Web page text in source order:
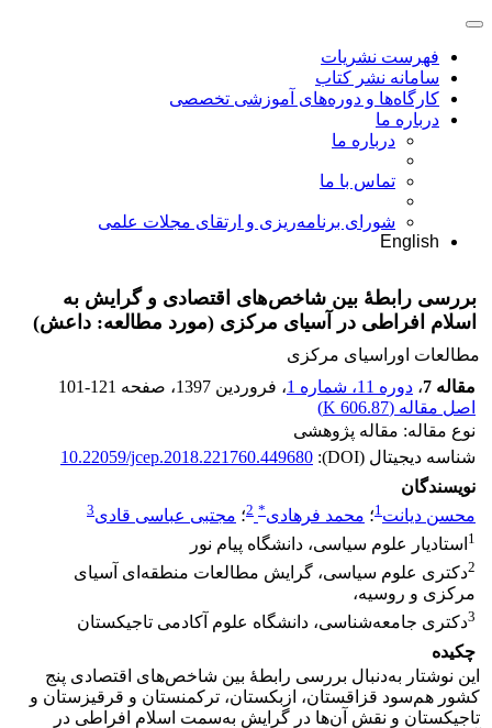
فهرست نشریات
سامانه نشر کتاب
کارگاه‌ها و دوره‌های آموزشی تخصصی
درباره ما
درباره ما
تماس با ما
شورای برنامه‌ریزی و ارتقای مجلات علمی
English
بررسی رابطۀ بین شاخص‌های اقتصادی و گرایش به‌
اسلام افراطی در آسیای مرکزی (مورد مطالعه: داعش)
مطالعات اوراسیای مرکزی
مقاله 7
، دوره 11، شماره 1 ، فروردین 1397 ، صفحه 101-121
اصل مقاله (606.87 K
)
نوع مقاله: مقاله پژوهشی
شناسه دیجیتال (DOI):
10.22059/jcep.2018.221760.449680
نویسندگان
محسن دیانت1؛ محمد فرهادی*
2؛ مجتبی عباسی قادی3
1 استادیار علوم سیاسی، دانشگاه پیام نور
2دکتری علوم سیاسی، گرایش مطالعات منطقه‌ای آسیای
مرکزی و روسیه،
3دکتری جامعه‌‌شناسی، دانشگاه علوم آکادمی تاجیکستان
چکیده
این نوشتار به‌دنبال بررسی رابطۀ بین شاخص‌های اقتصادی پنج
کشور هم‌سود قزاقستان، ازبکستان، ترکمنستان و قرقیزستان و
تاجیکستان و نقش آن‌ها در گرایش به‌سمت اسلام افراطی در